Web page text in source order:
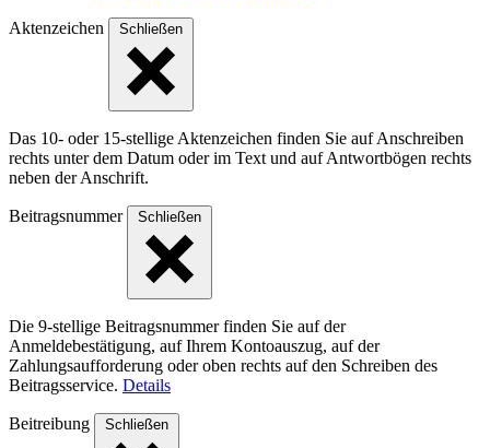
Aktenzeichen Schließen
Das 10- oder 15-stellige Akten­zeichen finden Sie auf Anschreiben
rechts unter dem Datum oder im Text und auf Antwort­bögen rechts
neben der Anschrift.
Beitragsnummer Schließen
Die 9-stellige Beitragsnummer finden Sie auf der
Anmeldebestätigung, auf Ihrem Kontoauszug, auf der
Zahlungsaufforderung oder oben rechts auf den Schreiben des
Beitragsservice. Details
Beitreibung Schließen